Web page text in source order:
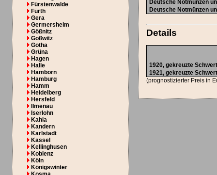
Fürstenwalde
Fürth
Gera
Germersheim
Gößnitz
Goßwitz
Gotha
Grüna
Hagen
Halle
Hamborn
Hamburg
Hamm
Heidelberg
Hersfeld
Ilmenau
Iserlohn
Kahla
Kandern
Karlstadt
Kassel
Kellinghusen
Koblenz
Köln
Königswinter
Deutsche Notmünzen
Deutsche Notmünzen
Details
1920,gekreuzte
1921,gekreuzte
(prognostizierter Preis in